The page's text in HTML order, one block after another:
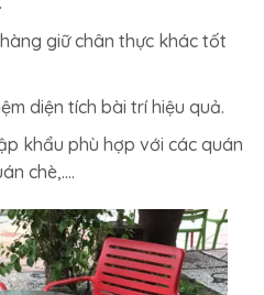
giữ chân thực khác tốt
diện tích bài trí hiệu quả.
khẩu phù hợp với các quán
chè,….